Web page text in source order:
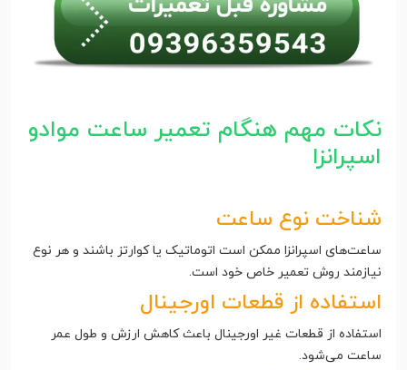
نکات مهم هنگام تعمیر ساعت موادو
اسپرانزا
شناخت نوع ساعت
ساعت‌های اسپرانزا ممکن است اتوماتیک یا کوارتز باشند و هر نوع
نیازمند روش تعمیر خاص خود است.
استفاده از قطعات اورجینال
استفاده از قطعات غیر اورجینال باعث کاهش ارزش و طول عمر
ساعت می‌شود.